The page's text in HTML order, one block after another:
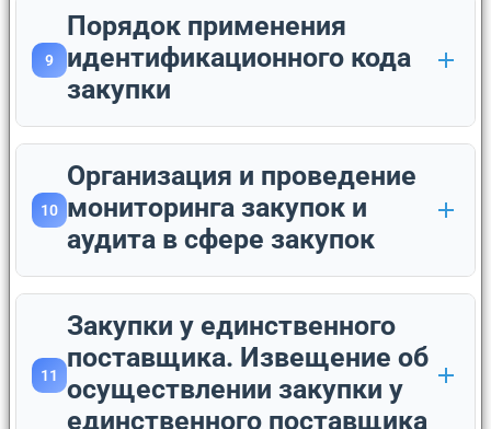
9
Порядок применения
идентификационного кода
закупки
10
Организация и проведение
мониторинга закупок и
аудита в сфере закупок
11
Закупки у единственного
поставщика. Извещение об
осуществлении закупки у
единственного поставщика